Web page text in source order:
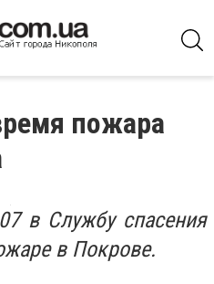
пожара
в Службу спасения
в Покрове.